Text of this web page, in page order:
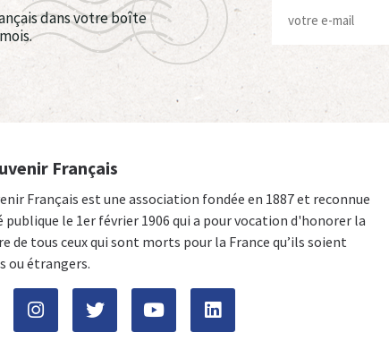
dans votre boîte
Français
Français est une association fondée en 1887 et reconnue
publique le 1er février 1906 qui a pour vocation d'honorer la
de tous ceux qui sont morts pour la France qu’ils soient
ou étrangers.